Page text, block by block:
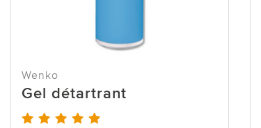
Wenko
Gel détartrant